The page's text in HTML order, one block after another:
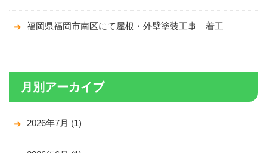
福岡県福岡市南区にて屋根・外壁塗装工事 着工
月別アーカイブ
2026年7月 (1)